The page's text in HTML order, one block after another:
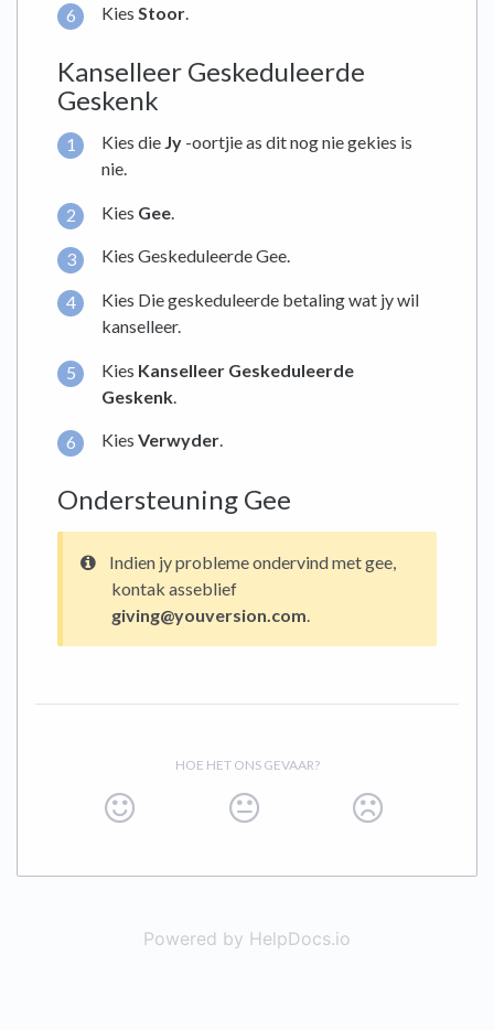
Kies Stoor
Kanselleer Geskeduleerde
Geskenk
Kies die Jy -oortjie as dit nog nie gekies is
nie.
Kies Gee
Kies Geskeduleerde Gee.
Kies Die geskeduleerde betaling wat jy wil
kanselleer.
Kies Kanselleer Geskeduleerde
Geskenk
Kies Verwyder.
Ondersteuning Gee
Indien jy probleme ondervind met gee,
kontak asseblief
giving@youversion.com.
HOE HET ONS GEVAAR?
Powered by HelpDocs.io